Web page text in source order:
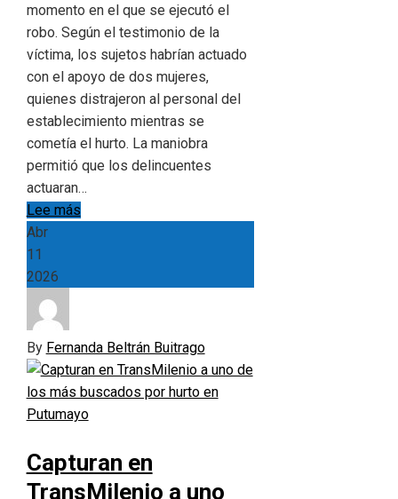
momento en el que se ejecutó el
robo. Según el testimonio de la
víctima, los sujetos habrían actuado
con el apoyo de dos mujeres,
quienes distrajeron al personal del
establecimiento mientras se
cometía el hurto. La maniobra
permitió que los delincuentes
actuaran…
Lee más
Abr
11
2026
By Fernanda Beltrán Buitrago
Capturan en
TransMilenio a uno